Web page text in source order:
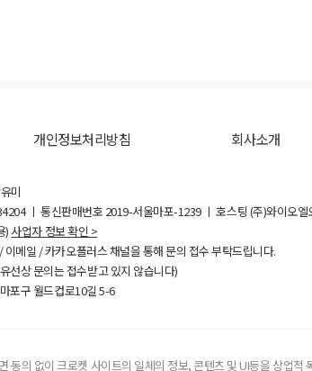
개인정보처리방침 회사소개
미
ㅣ 통신판매번호 2019-서울마포-1239 ㅣ 호스팅 (주)와이오엘
) 사업자 정보 확인 >
메일 / 카카오플러스 채널을 통해 문의 접수 부탁드립니다.
선상 문의는 접수받고 있지 않습니다)
포구 월드컵로10길5-6
동의 없이 크로켓 사이트의 일체의 정보, 콘텐츠 및 UI등을 상업